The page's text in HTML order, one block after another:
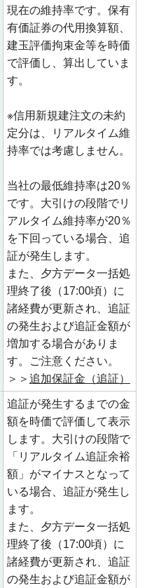
現在の維持率です。保有
有価証券の代用換算額、
建玉評価拘束金等を時価
で評価し、算出していま
す。
※信用新規建注文の未約
定分は、リアルタイム維
持率では考慮しません。
当社の最低維持率は20％
です。大引けの段階でリ
アルタイム維持率が20％
を下回っている場合、追
証が発生します。
また、夕方データ一括処
理終了後（17:00頃）に
諸経費が更新され、追証
の発生および追証金額が
増加する場合がありま
す。ご注意ください。
＞＞ 追加保証金（追証）
追証が発生するまでの金
額を時価で評価して表示
します。大引けの段階で
「リアルタイム追証余裕
額」がマイナスとなって
いる場合、追証が発生し
ます。
また、夕方データ一括処
理終了後（17:00頃）に
諸経費が更新され、追証
の発生および追証金額が